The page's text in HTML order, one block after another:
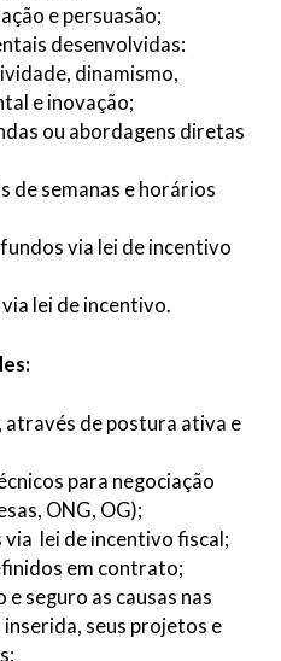
e persuasão;
desenvolvidas:
dinamismo,
e inovação;
ou abordagens diretas
de semanas e horários
via lei de incentivo
lei de incentivo.
de postura ativa e
para negociação
ONG, OG);
lei de incentivo fiscal;
em contrato;
seguro as causas nas
seus projetos e